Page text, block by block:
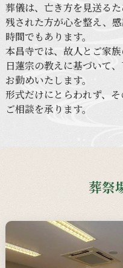
葬儀は、 亡き方を見送る
残された方が心を整え、
時間でも あります。
本昌寺では、 故人と ご家
日蓮宗の教えに基づいて、
お勤めいたします。
形式だけにとらわれず、 そ
ご相談を承ります。
葬祭